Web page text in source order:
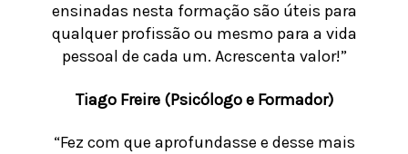
ensinadas nesta formação são úteis para
qualquer profissão ou mesmo para a vida
pessoal de cada um. Acrescenta valor!”
Tiago Freire (Psicólogo e Formador)
“Fez com que aprofundasse e desse mais